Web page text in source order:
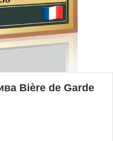
Bière de Garde